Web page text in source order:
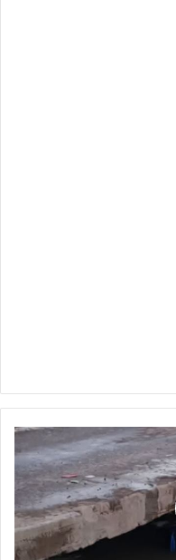
Queda
lesionada
y
detenida
la
responsable
de